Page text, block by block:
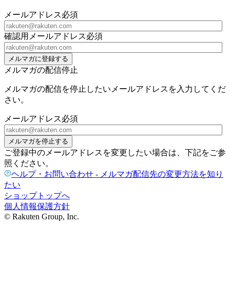
メールアドレス必須
確認用メールアドレス必須
メルマガに登録する
メルマガの配信停止
メルマガの配信を停止したいメールアドレスを入力してくだ
さい。
メールアドレス必須
メルマガを停止する
ご登録中のメールアドレスを変更したい場合は、下記をご参
照ください。
ヘルプ・お問い合わせ - メルマガ配信先の変更方法を知り
たい
ショップトップへ
個人情報保護方針
© Rakuten Group, Inc.